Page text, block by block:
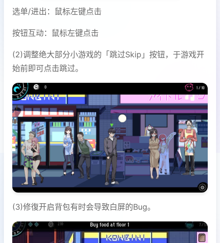
选单/进出：鼠标左键点击
按钮互动：鼠标左键点击
(2)调整绝大部分小游戏的「跳过Skip」按钮，于游戏开
始前即可点击跳过。
(3)修復开启背包有时会导致白屏的Bug。